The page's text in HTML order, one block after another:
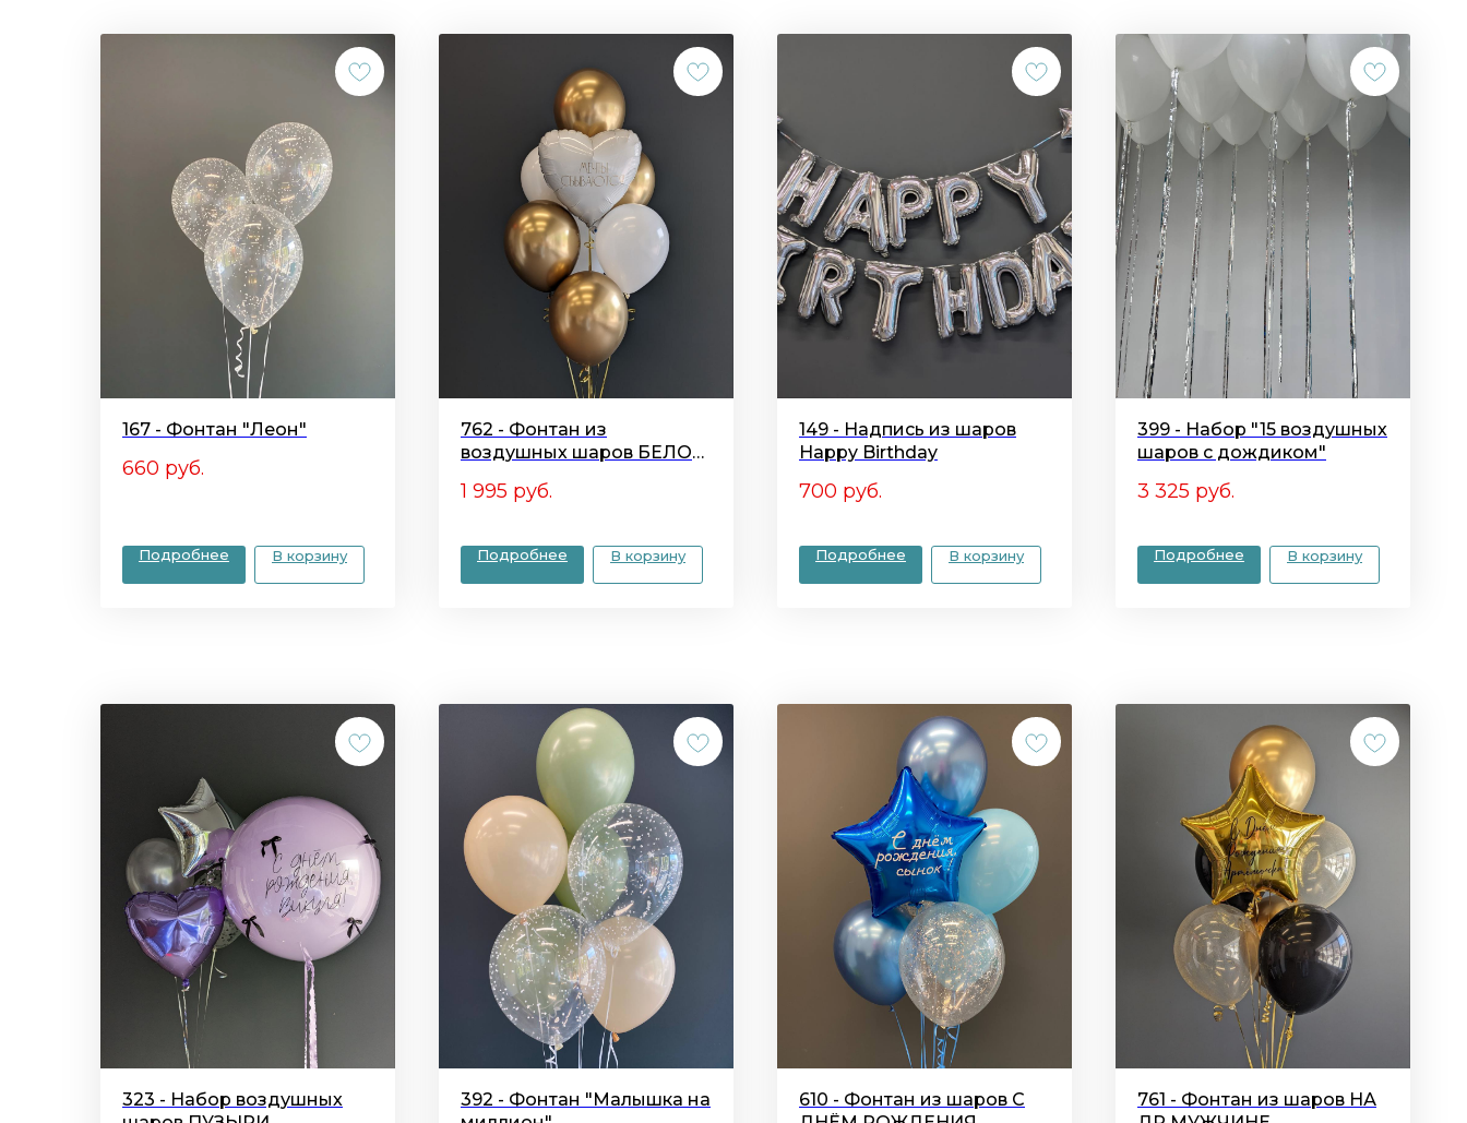
167 - Фонтан "Леон"
660 руб.
Подробнее В корзину
762 - Фонтан из
воздушных шаров БЕЛОЕ
1 995 руб.
Подробнее В корзину
149 - Надпись из шаров
Happy Birthday
700 руб.
Подробнее В корзину
399 - Набор "15 воздушных
шаров с дождиком"
3 325 руб.
Подробнее В корзину
323 - Набор воздушных
392 - Фонтан "Малышка на
610 - Фонтан из шаров С
761 - Фонтан из шаров НА